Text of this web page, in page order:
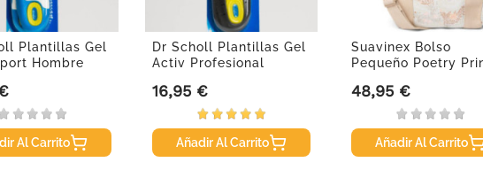
Plantillas Gel
Hombre
Al Carrito
Dr Scholl Plantillas Gel
Activ Profesional
Precio
16,95 €
Añadir Al Carrito
Suavinex Bolso
Pequeño Poetry
Precio
48,95 €
Añadir Al Carrito